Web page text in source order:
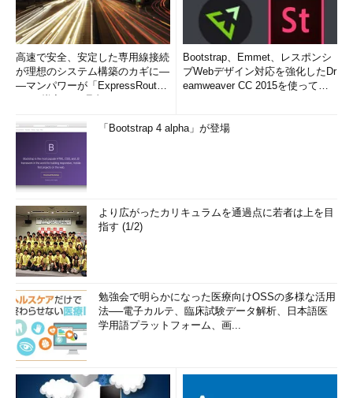
高速で安全、安定した専用線接続
が理想のシステム構築のカギに―
―マンパワーが「ExpressRout
Bootstrap、Emmet、レスポンシ
ブWebデザイン対応を強化したDr
eamweaver CC 2015を使って
「Bootstrap 4 alpha」が登場
より広がったカリキュラムを通過点に若者は上を目
指す (1/2)
勉強会で明らかになった医療向けOSSの多様な活用
法──電子カルテ、臨床試験データ解析、日本語医
学用語プラットフォーム、画...